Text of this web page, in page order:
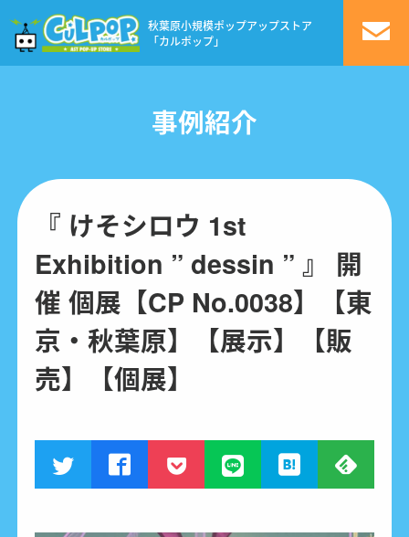
秋葉原小規模ポップアップストア
「カルポップ」
事例紹介
『 けそシロウ 1st
Exhibition ” dessin ” 』 開
催 個展【CP No.0038】【東
京・秋葉原】【展示】【販
売】【個展】